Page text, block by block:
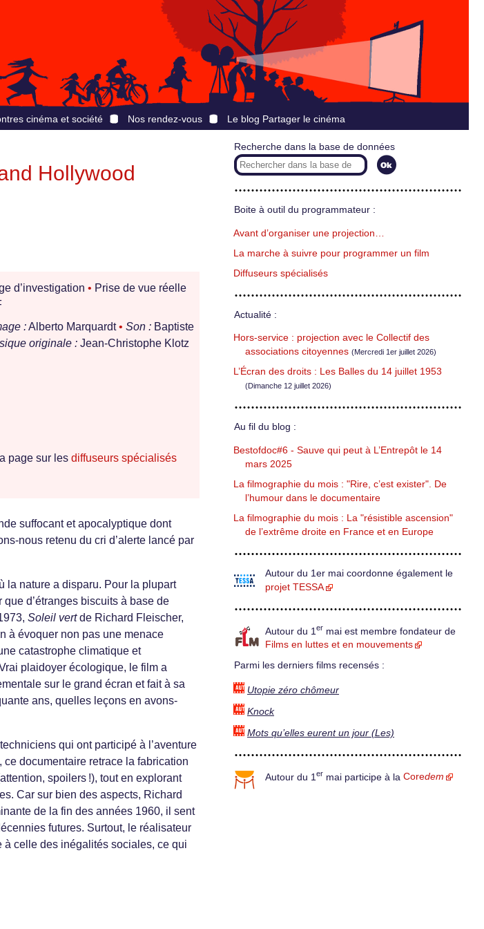
cinéma et société Nos rendez-vous Le blog Partager le cinéma
Hollywood
d’investigation • Prise de vue réelle
:Alberto Marquardt• Son : Baptiste
originale : Jean-Christophe Klotz
page sur les diffuseurs spécialisés
suffocant et apocalyptique dont
nous retenu du cri d’alerte lancé par
la nature a disparu. Pour la plupart
d’étranges biscuits à base de
Soleil vertde Richard Fleischer,
à évoquer non pas une menace
catastrophe climatique et
plaidoyer écologique, le film a
sur le grand écran et fait à sa
ans, quelles leçons en avons-
qui ont participé à l’aventure
documentaire retrace la fabrication
spoilers !), tout en explorant
Car sur bien des aspects, Richard
de la fin des années 1960, il sent
futures. Surtout, le réalisateur
celle des inégalités sociales, ce qui
Recherche dans la base de données
Boite à outil du programmateur :
Avant d’organiser une projection…
La marche à suivre pour programmer un film
Diffuseurs spécialisés
Actualité :
Hors-service : projection avec le Collectif des
associations citoyennes (Mercredi 1er juillet 2026)
L’Écran des droits : Les Balles du 14 juillet 1953
(Dimanche 12 juillet 2026)
Au fil du blog :
Bestofdoc#6 - Sauve qui peut à L’Entrepôt le 14
mars 2025
La filmographie du mois : "Rire, c’est exister". De
l’humour dans le documentaire
La filmographie du mois : La "résistible ascension"
de l’extrême droite en France et en Europe
Autour du 1er mai coordonne également le
projet TESSA
Autour du 1 er mai est membre fondateur de
Films en luttes et en mouvements
Parmi les derniers films recensés :
Utopie zéro chômeur
Knock
Mots qu’elles eurent un jour (Les)
Autour du 1 er mai participe à la Coredem